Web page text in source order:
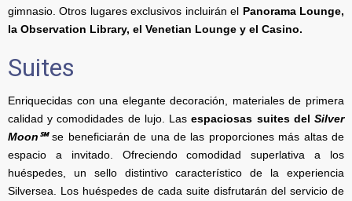
gimnasio. Otros lugares exclusivos incluirán el Panorama Lounge,
la Observation Library, el Venetian Lounge y el Casino.
Suites
Enriquecidas con una elegante decoración, materiales de primera
calidad y comodidades de lujo. Lasespaciosas suites delSilver
Moon℠ se beneficiarán de una de las proporciones más altas de
espacio a invitado. Ofreciendo comodidad superlativa a los
huéspedes, un sello distintivo característico de la experiencia
Silversea. Los huéspedes de cada suite disfrutarán del servicio de